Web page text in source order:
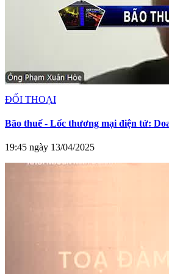
ĐỐI THOẠI
Bão thuế - Lốc thương mại điện tử:
19:45 ngày 13/04/2025